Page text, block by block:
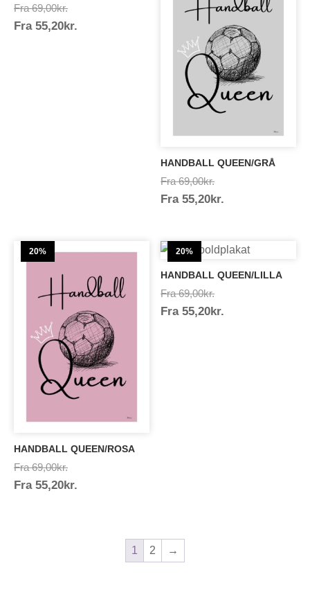
Fra 69,00kr.Prisinterval:
69,00kr.
Fra 55,20kr.
HANDBALL QUEEN/GRÅ
Fra 69,00kr.Prisinterval:
69,00kr.
Fra 55,20kr.
20%
HANDBALL QUEEN/ROSA
Fra 69,00kr.Prisinterval:
69,00kr.
Fra 55,20kr.
20%
HANDBALL QUEEN/LILLA
Fra 69,00kr.Prisinterval:
69,00kr.
Fra 55,20kr.
1 2 →